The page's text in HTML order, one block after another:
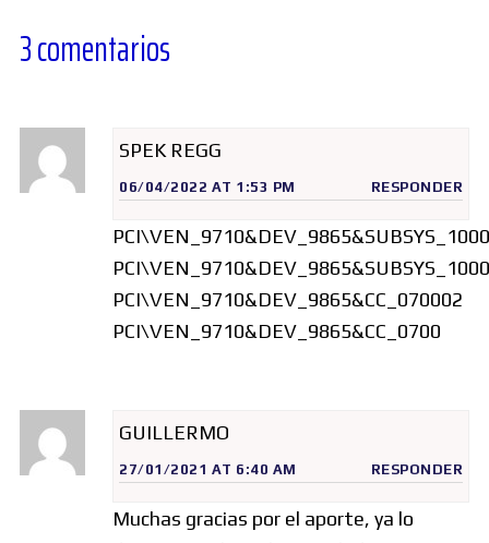
3 comentarios
SPEK REGG
06/04/2022 AT 1:53 PM RESPONDER
PCI\VEN_9710&DEV_9865&CC_070002
PCI\VEN_9710&DEV_9865&CC_0700
GUILLERMO
27/01/2021 AT 6:40 AM RESPONDER
Muchas gracias por el aporte, ya lo